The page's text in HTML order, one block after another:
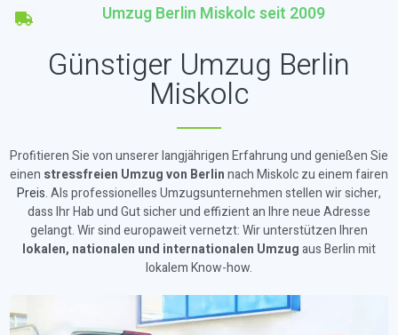
Umzug Berlin Miskolc seit 2009
Günstiger Umzug Berlin
Miskolc
Profitieren Sie von unserer langjährigen Erfahrung und genießen Sie
einen stressfreien Umzug von Berlinnach Miskolc zu einem fairen
Preis. Als professionelles Umzugsunternehmen stellen wir sicher,
dass Ihr Hab und Gut sicher und effizient an Ihre neue Adresse
gelangt. Wir sind europaweit vernetzt: Wir unterstützen Ihren
lokalen, nationalen und internationalen Umzugaus Berlin mit
lokalem Know-how.